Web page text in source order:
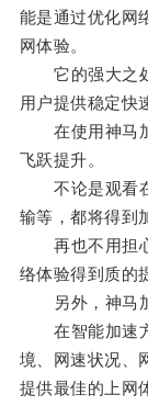
能是通过优化网
网体验。
它的强大之处
用户提供稳定快
在使用神马加
飞跃提升。
不论是观看在
输等，都将得到
再也不用担心
络体验得到质的
另外，神马加
在智能加速方
境、网速状况、
提供最佳的上网